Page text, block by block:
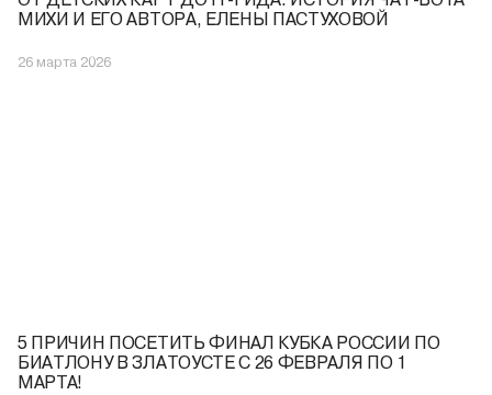
МИХИ И ЕГО АВТОРА, ЕЛЕНЫ ПАСТУХОВОЙ
26 марта 2026
5 ПРИЧИН ПОСЕТИТЬ ФИНАЛ КУБКА РОССИИ ПО
БИАТЛОНУ В ЗЛАТОУСТЕ С 26 ФЕВРАЛЯ ПО 1
МАРТА!